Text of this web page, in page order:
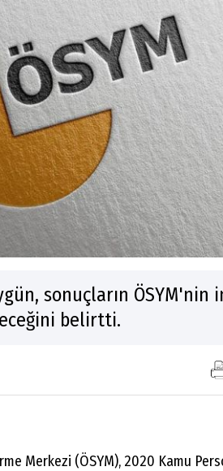
sonuçların
belirtti.
Merkezi (ÖSYM), 2020 Kamu